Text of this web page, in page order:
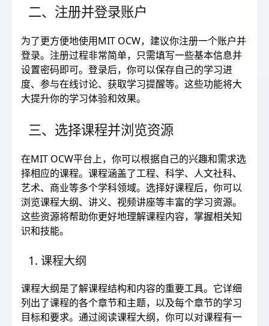
二、注册并登录账户
为了更方便地使用MIT OCW，建议你注册一个账户并
登录。注册过程非常简单，只需填写一些基本信息并
设置密码即可。登录后，你可以保存自己的学习进
度、参与在线讨论、获取学习提醒等。这些功能将大
大提升你的学习体验和效果。
三、选择课程并浏览资源
在MIT OCW平台上，你可以根据自己的兴趣和需求选
择相应的课程。课程涵盖了工程、科学、人文社科、
艺术、商业等多个学科领域。选择好课程后，你可以
浏览课程大纲、讲义、视频讲座等丰富的学习资源。
这些资源将帮助你更好地理解课程内容，掌握相关知
识和技能。
1. 课程大纲
课程大纲是了解课程结构和内容的重要工具。它详细
列出了课程的各个章节和主题，以及每个章节的学习
目标和要求。通过阅读课程大纲，你可以对课程有一